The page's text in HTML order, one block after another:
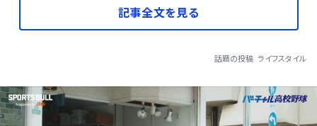
記事全文を見る
話題の投稿 ライフスタイル